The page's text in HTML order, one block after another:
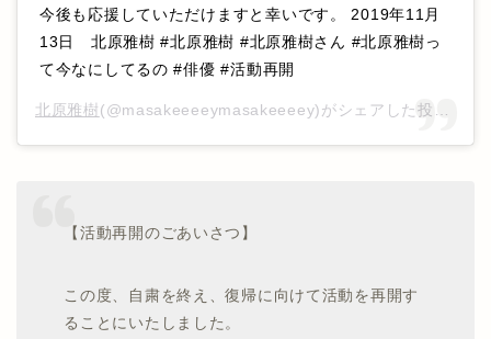
今後も応援していただけますと幸いです。 2019年11月
13日 北原雅樹 #北原雅樹 #北原雅樹さん #北原雅樹っ
て今なにしてるの #俳優 #活動再開
北原雅樹 (@masakeeeeymasakeeeey)がシェアした投稿 –
【活動再開のごあいさつ】
この度、自粛を終え、復帰に向けて活動を再開す
ることにいたしました。